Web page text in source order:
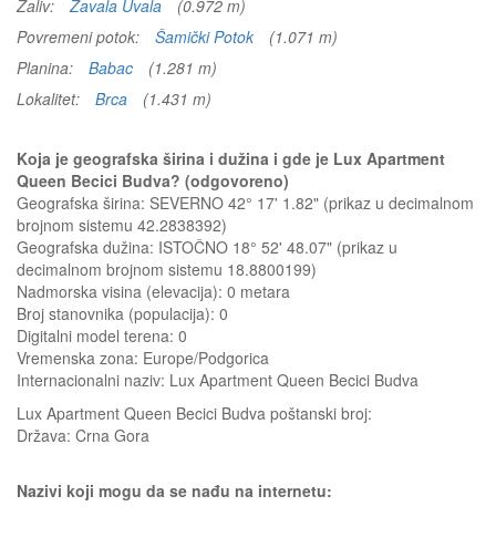
Zaliv:
Zavala Uvala
(0.972 m)
Povremeni potok:
Šamički Potok
(1.071 m)
Planina:
Babac
(1.281 m)
Lokalitet:
Brca (1.431 m)
Koja je geografska širina i dužina i gde je Lux Apartment
Queen Becici Budva? (odgovoreno)
Geografska širina: SEVERNO 42° 17' 1.82" (prikaz u decimalnom
brojnom sistemu 42.2838392)
Geografska dužina: ISTOČNO 18° 52' 48.07" (prikaz u
decimalnom brojnom sistemu 18.8800199)
Nadmorska visina (elevacija): 0 metara
Broj stanovnika (populacija): 0
Digitalni model terena: 0
Vremenska zona: Europe/Podgorica
Internacionalni naziv: Lux Apartment Queen Becici Budva
Lux Apartment Queen Becici Budva poštanski broj:
Država: Crna Gora
Nazivi koji mogu da se nađu na internetu: